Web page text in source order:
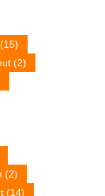
(15)
(2)
(2)
(14)